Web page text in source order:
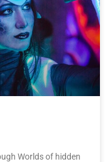
Worlds of hidden